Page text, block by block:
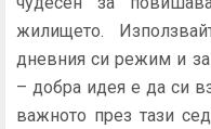
жилището.
дневния си режим и за
– добра идея е да си
важното през тази